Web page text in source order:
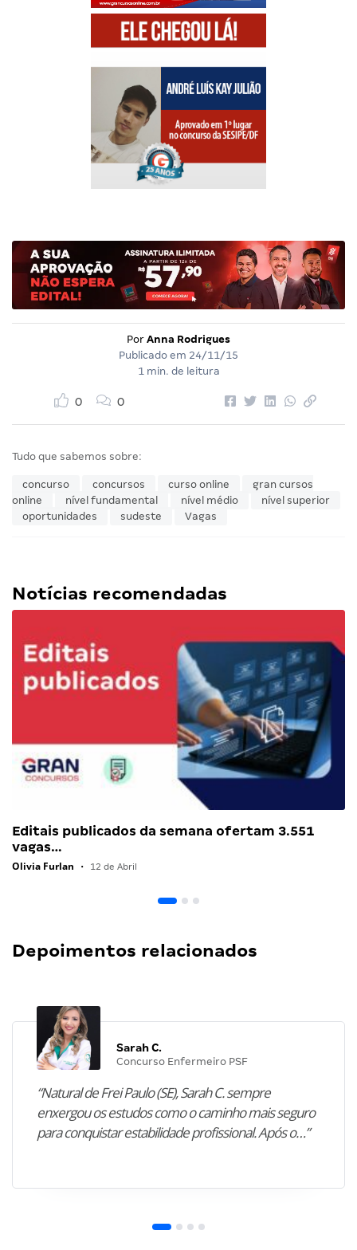
Por Anna Rodrigues
Publicado em 24/11/15
1 min. de leitura
0 0
Tudo que sabemos sobre:
concurso concursos curso online
gran cursos
online
nível fundamental nível médio
nível superior
oportunidades
sudeste Vagas
Notícias recomendadas
Editais publicados da semana ofertam 3.551
vagas…
Olivia Furlan • 12 de Abril
Depoimentos relacionados
Sarah C.
Concurso Enfermeiro PSF
“Natural de Frei Paulo (SE), Sarah C. sempre
enxergou os estudos como o caminho mais seguro
para conquistar estabilidade profissional. Após o…”